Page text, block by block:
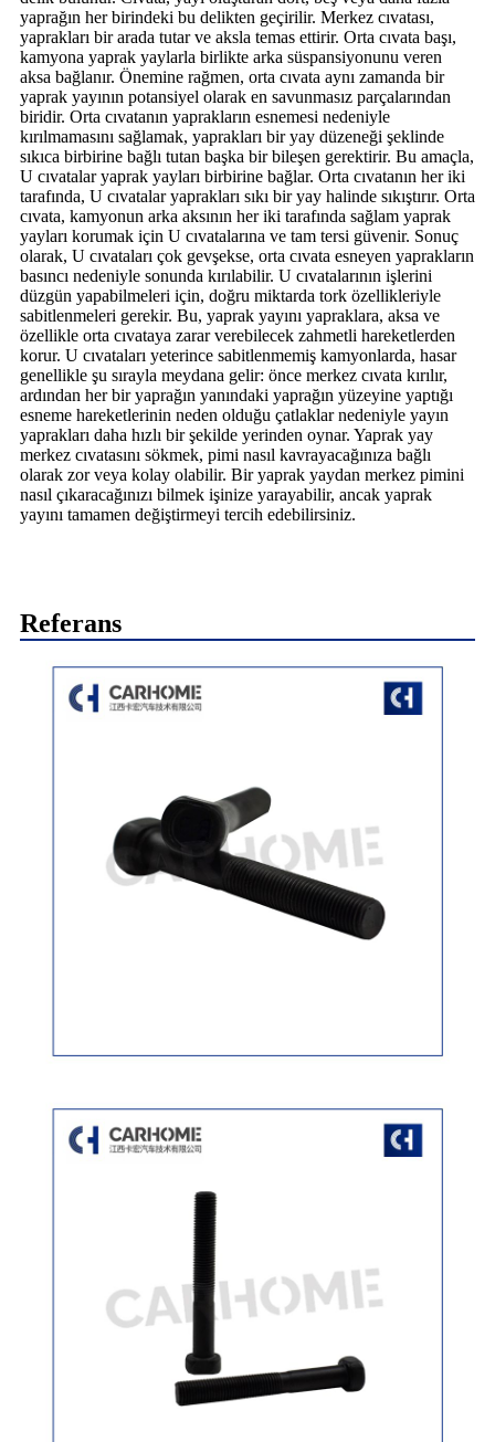
yaprağın her birindeki bu delikten geçirilir. Merkez cıvatası,
yaprakları bir arada tutar ve aksla temas ettirir. Orta cıvata başı,
kamyona yaprak yaylarla birlikte arka süspansiyonunu veren
aksa bağlanır. Önemine rağmen, orta cıvata aynı zamanda bir
yaprak yayının potansiyel olarak en savunmasız parçalarından
biridir. Orta cıvatanın yaprakların esnemesi nedeniyle
kırılmamasını sağlamak, yaprakları bir yay düzeneği şeklinde
sıkıca birbirine bağlı tutan başka bir bileşen gerektirir. Bu amaçla,
U cıvatalar yaprak yayları birbirine bağlar. Orta cıvatanın her iki
tarafında, U cıvatalar yaprakları sıkı bir yay halinde sıkıştırır. Orta
cıvata, kamyonun arka aksının her iki tarafında sağlam yaprak
yayları korumak için U cıvatalarına ve tam tersi güvenir. Sonuç
olarak, U cıvataları çok gevşekse, orta cıvata esneyen yaprakların
basıncı nedeniyle sonunda kırılabilir. U cıvatalarının işlerini
düzgün yapabilmeleri için, doğru miktarda tork özellikleriyle
sabitlenmeleri gerekir. Bu, yaprak yayını yapraklara, aksa ve
özellikle orta cıvataya zarar verebilecek zahmetli hareketlerden
korur. U cıvataları yeterince sabitlenmemiş kamyonlarda, hasar
genellikle şu sırayla meydana gelir: önce merkez cıvata kırılır,
ardından her bir yaprağın yanındaki yaprağın yüzeyine yaptığı
esneme hareketlerinin neden olduğu çatlaklar nedeniyle yayın
yaprakları daha hızlı bir şekilde yerinden oynar. Yaprak yay
merkez cıvatasını sökmek, pimi nasıl kavrayacağınıza bağlı
olarak zor veya kolay olabilir. Bir yaprak yaydan merkez pimini
nasıl çıkaracağınızı bilmek işinize yarayabilir, ancak yaprak
yayını tamamen değiştirmeyi tercih edebilirsiniz.
Referans